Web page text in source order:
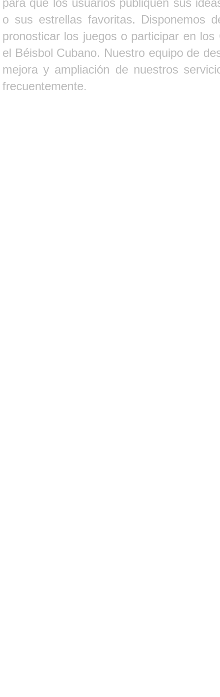
o sus estrellas favoritas. Disponemos
pronosticar los juegos o participar en
el Béisbol Cubano. Nuestro equipo de
mejora y ampliación de nuestros
frecuentemente.